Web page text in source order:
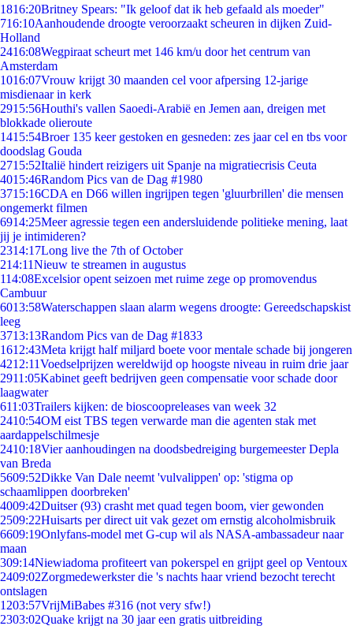
1816:20Britney Spears: "Ik geloof dat ik heb gefaald als moeder"
716:10Aanhoudende droogte veroorzaakt scheuren in dijken Zuid-
Holland
2416:08Wegpiraat scheurt met 146 km/u door het centrum van
Amsterdam
1016:07Vrouw krijgt 30 maanden cel voor afpersing 12-jarige
misdienaar in kerk
2915:56Houthi's vallen Saoedi-Arabië en Jemen aan, dreigen met
blokkade olieroute
1415:54Broer 135 keer gestoken en gesneden: zes jaar cel en tbs voor
doodslag Gouda
2715:52Italië hindert reizigers uit Spanje na migratiecrisis Ceuta
4015:46Random Pics van de Dag #1980
3715:16CDA en D66 willen ingrijpen tegen 'gluurbrillen' die mensen
ongemerkt filmen
6914:25Meer agressie tegen een andersluidende politieke mening, laat
jij je intimideren?
2314:17Long live the 7th of October
214:11Nieuw te streamen in augustus
114:08Excelsior opent seizoen met ruime zege op promovendus
Cambuur
6013:58Waterschappen slaan alarm wegens droogte: Gereedschapskist
leeg
3713:13Random Pics van de Dag #1833
1612:43Meta krijgt half miljard boete voor mentale schade bij jongeren
4212:11Voedselprijzen wereldwijd op hoogste niveau in ruim drie jaar
2911:05Kabinet geeft bedrijven geen compensatie voor schade door
laagwater
611:03Trailers kijken: de bioscoopreleases van week 32
2410:54OM eist TBS tegen verwarde man die agenten stak met
aardappelschilmesje
2410:18Vier aanhoudingen na doodsbedreiging burgemeester Depla
van Breda
5609:52Dikke Van Dale neemt 'vulvalippen' op: 'stigma op
schaamlippen doorbreken'
4009:42Duitser (93) crasht met quad tegen boom, vier gewonden
2509:22Huisarts per direct uit vak gezet om ernstig alcoholmisbruik
6609:19Onlyfans-model met G-cup wil als NASA-ambassadeur naar
maan
309:14Niewiadoma profiteert van pokerspel en grijpt geel op Ventoux
2409:02Zorgmedewerkster die 's nachts haar vriend bezocht terecht
ontslagen
1203:57VrijMiBabes #316 (not very sfw!)
2303:02Quake krijgt na 30 jaar een gratis uitbreiding